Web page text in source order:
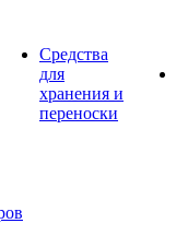
Средства
для
хранения и
переноски